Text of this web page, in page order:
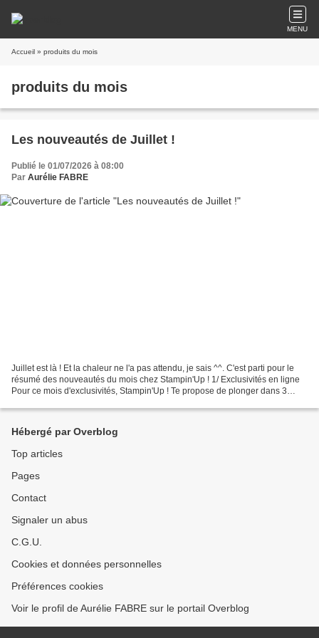
MENU
Accueil » produits du mois
produits du mois
Les nouveautés de Juillet !
Publié le 01/07/2026 à 08:00
Par Aurélie FABRE
Juillet est là ! Et la chaleur ne l'a pas attendu, je sais ^^. C'est parti pour le
résumé des nouveautés du mois chez Stampin'Up ! 1/ Exclusivités en ligne
Pour ce mois d'exclusivités, Stampin'Up ! Te propose de plonger dans 3
Hébergé par Overblog
Top articles
Pages
Contact
Signaler un abus
C.G.U.
Cookies et données personnelles
Préférences cookies
Voir le profil de Aurélie FABRE sur le portail Overblog